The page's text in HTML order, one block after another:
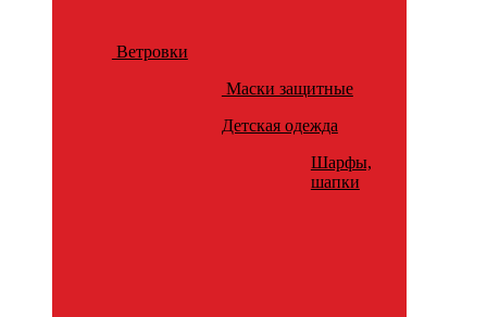
Ветровки
Маски защитные
Детская одежда
Шарфы,
шапки